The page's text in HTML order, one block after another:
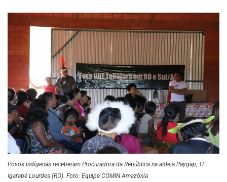
Povos indígenas receberam Procuradora da República na aldeia Paygap, TI
Igarapé Lourdes (RO). Foto: Equipe COMIN Amazônia